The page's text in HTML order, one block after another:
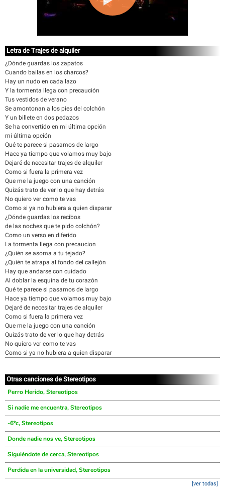
Letra de Trajes de alquiler
¿Dónde guardas los zapatos
Cuando bailas en los charcos?
Hay un nudo en cada lazo
Y la tormenta llega con precaución
Tus vestidos de verano
Se amontonan a los pies del colchón
Y un billete en dos pedazos
Se ha convertido en mi última opción
mi última opción
Qué te parece si pasamos de largo
Hace ya tiempo que volamos muy bajo
Dejaré de necesitar trajes de alquiler
Como si fuera la primera vez
Que me la juego con una canción
Quizás trato de ver lo que hay detrás
No quiero ver como te vas
Como si ya no hubiera a quien disparar
¿Dónde guardas los recibos
de las noches que te pido colchón?
Como un verso en diferido
La tormenta llega con precaucion
¿Quién se asoma a tu tejado?
¿Quién te atrapa al fondo del callejón
Hay que andarse con cuidado
Al doblar la esquina de tu corazón
Qué te parece si pasamos de largo
Hace ya tiempo que volamos muy bajo
Dejaré de necesitar trajes de alquiler
Como si fuera la primera vez
Que me la juego con una canción
Quizás trato de ver lo que hay detrás
No quiero ver como te vas
Como si ya no hubiera a quien disparar
Otras canciones de Stereotipos
Perro Herido, Stereotipos
Si nadie me encuentra, Stereotipos
-6ºc, Stereotipos
Donde nadie nos ve, Stereotipos
Siguiéndote de cerca, Stereotipos
Perdida en la universidad, Stereotipos
[ver todas]